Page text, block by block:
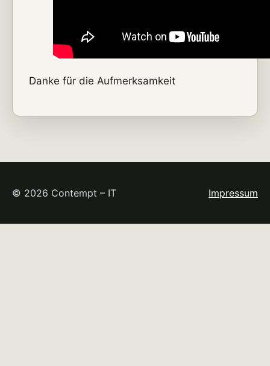
Danke für die Aufmerksamkeit
© 2026 Contempt – IT Impressum